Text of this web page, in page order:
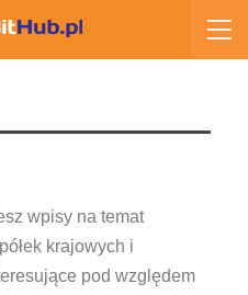
wpisy na temat
krajowych i
pod względem